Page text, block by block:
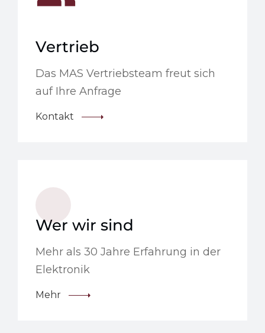
Vertrieb
Das MAS Vertriebsteam freut sich
auf Ihre Anfrage
Kontakt
Wer wir sind
Mehr als 30 Jahre Erfahrung in der
Elektronik
Mehr